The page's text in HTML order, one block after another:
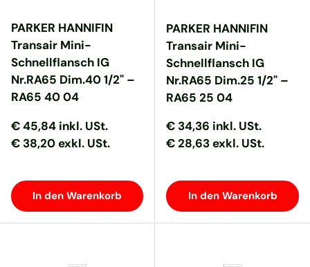
PARKER HANNIFIN
Transair Mini-
Schnellflansch IG
Nr.RA65 Dim.40 1/2" –
RA65 40 04
Normaler Preis
Normaler Preis
€ 45,84 inkl. USt.
€ 38,20 exkl. USt.
In den Warenkorb
PARKER HANNIFIN
Transair Mini-
Schnellflansch IG
Nr.RA65 Dim.25 1/2" –
RA65 25 04
Normaler Preis
Normaler Preis
€ 34,36 inkl. USt.
€ 28,63 exkl. USt.
In den Warenkorb